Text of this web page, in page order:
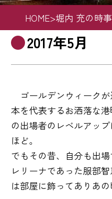
HOME>堀内 充の時
2017年5月
ゴールデンウィークが
本を代表するお洒落な
の出場者のレベルアッ
ほど。
でもその昔、自分も出
レリーナであった服部
は部屋に飾ってありあ